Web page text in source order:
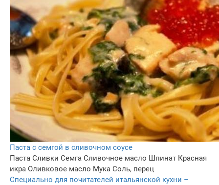
Паста с семгой в сливочном соусе
Паста Сливки Семга Сливочное масло Шпинат Красная
икра Оливковое масло Мука Соль, перец
Специально для почитателей итальянской кухни –